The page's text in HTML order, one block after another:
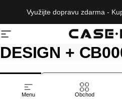
Využijte dopravu zdarma -
Navigace na webuCASE·BOB
Menu Obchod
DESIGN +
ALL NEW RELEASES